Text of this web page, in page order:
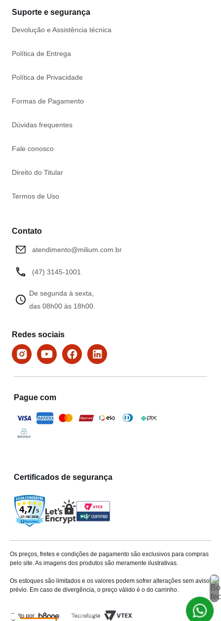
Suporte e segurança
Devolução e Assistência técnica
Política de Entrega
Política de Privacidade
Formas de Pagamento
Dúvidas frequentes
Fale conosco
Direito do Titular
Termos de Uso
Contato
atendimento@milium.com.br
(47) 3145-1001
De segunda à sexta,
das 08h00 às 18h00.
Redes sociais
Pague com
Certificados de segurança
Os preços, fretes e condições de pagamento são exclusivos para compras
pelo site. As imagens dos produtos são meramente ilustrativas.
Os estoques são limitados e os valores podem sofrer alterações sem aviso
prévio. Em caso de divergência, o preço válido é o do carrinho.